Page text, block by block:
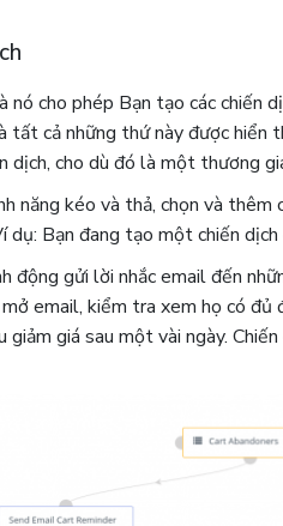
cho phép Bạn tạo các chiến
tất cả những thứ này được
dịch, cho dù đó là một thương
năng kéo và thả, chọn và
dụ: Bạn đang tạo một chiến
động gửi lời nhắc email đến
email, kiểm tra xem họ có đủ
giảm giá sau một vài ngày.